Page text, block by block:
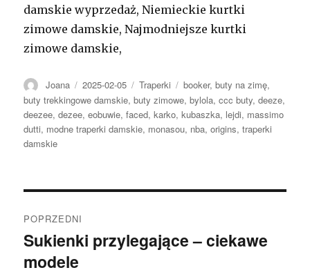
damskie wyprzedaż, Niemieckie kurtki
zimowe damskie, Najmodniejsze kurtki
zimowe damskie,
Autor
Joana Opublikowano
2025-02-05 Kategorie
Traperki Tagi
booker,buty na zimę,
buty trekkingowe damskie,buty zimowe,bylola,ccc buty,deeze,
deezee,dezee,eobuwie,faced,karko,kubaszka, lejdi, massimo
dutti, modne traperki damskie, monasou, nba,origins,traperki
damskie
wpisu
POPRZEDNI
Poprzedni
wpis:
Sukienki przylegające – ciekawe
modele